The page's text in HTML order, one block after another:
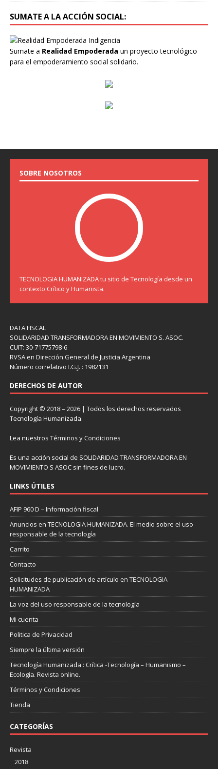
SUMATE A LA ACCIÓN SOCIAL:
Sumate a Realidad Empoderada un proyecto tecnológico
para el empoderamiento social solidario.
SOBRE NOSOTROS
TECNOLOGIA HUMANIZADA tu sitio de Tecnología desde un
contexto Crítico y Humanista.
DATA FISCAL
SOLIDARIDAD TRANSFORMADORA EN MOVIMIENTO S. ASOC.
CUIT: 30-71775798-6
RVSA en Dirección General de Justicia Argentina
Número correlativo I.G.J. : 1982131
DERECHOS DE AUTOR
Copyright © 2018 – 2026 | Todos los derechos reservados
Tecnología Humanizada.
Lea nuestros Términos y Condiciones
Es una acción social de SOLIDARIDAD TRANSFORMADORA EN
MOVIMIENTO S ASOC sin fines de lucro.
LINKS ÚTILES
AFIP 960 D – Información fiscal
Anuncios en TECNOLOGIA HUMANIZADA. El medio sobre el uso
responsable de la tecnología
Carrito
Contacto
Solicitudes de publicación de artículo en TECNOLOGIA
HUMANIZADA
La voz del uso responsable de la tecnología
Mi cuenta
Politica de Privacidad
Siempre la última versión
Tecnología Humanizada : Crítica -Tecnología – Humanismo –
Ecología. Revista online.
Términos y Condiciones
Tienda
CATEGORÍAS
Revista
2018